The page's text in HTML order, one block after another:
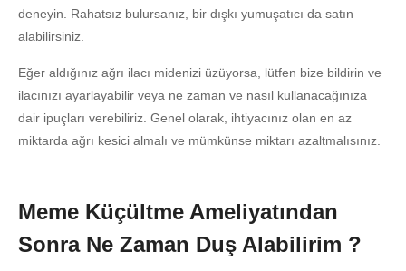
deneyin. Rahatsız bulursanız, bir dışkı yumuşatıcı da satın
alabilirsiniz.
Eğer aldığınız ağrı ilacı midenizi üzüyorsa, lütfen bize bildirin ve
ilacınızı ayarlayabilir veya ne zaman ve nasıl kullanacağınıza
dair ipuçları verebiliriz. Genel olarak, ihtiyacınız olan en az
miktarda ağrı kesici almalı ve mümkünse miktarı azaltmalısınız.
Meme Küçültme Ameliyatından
Sonra Ne Zaman Duş Alabilirim ?